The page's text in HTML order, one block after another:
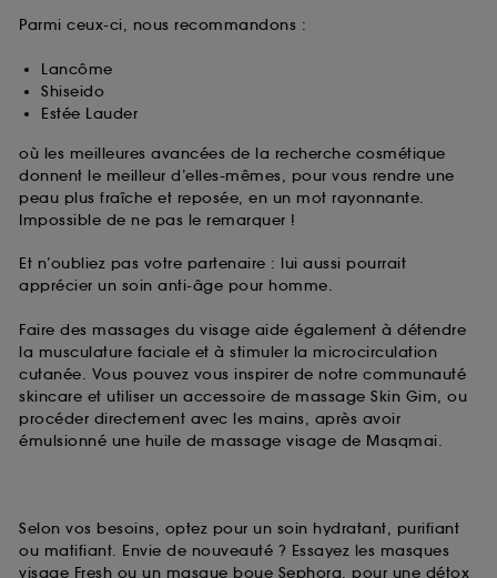
Parmi ceux-ci, nous recommandons :
Lancôme
Shiseido
Estée Lauder
où les meilleures avancées de la recherche cosmétique
donnent le meilleur d’elles-mêmes, pour vous rendre une
peau plus fraîche et reposée, en un mot rayonnante.
Impossible de ne pas le remarquer !
Et n’oubliez pas votre partenaire : lui aussi pourrait
apprécier un soin anti-âge pour homme.
Faire des massages du visage aide également à détendre
la musculature faciale et à stimuler la microcirculation
cutanée. Vous pouvez vous inspirer de notre communauté
skincare et utiliser un accessoire de massage Skin Gim, ou
procéder directement avec les mains, après avoir
émulsionné une huile de massage visage de Masqmai.
Selon vos besoins, optez pour un soin hydratant, purifiant
ou matifiant. Envie de nouveauté ? Essayez les masques
visage Fresh ou un masque boue Sephora, pour une détox